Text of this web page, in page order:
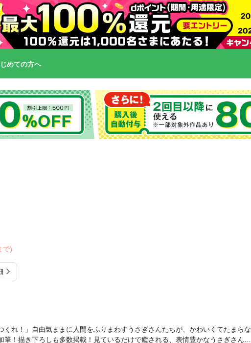
めての方へ
で)
くれ！」自由気ままに人間をふりまわすうさぎさんたちが、かわいくてたまらな
筆！描き下ろしも多数掲載！見ているだけで癒される、表情豊かなうさぎさんた